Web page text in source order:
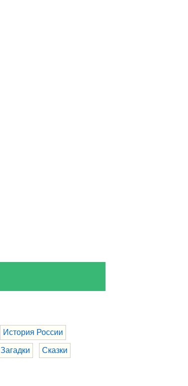
История России
Загадки Сказки